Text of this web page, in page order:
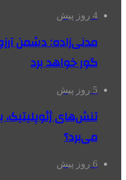
4 روز پیش
مدنی‌زاده: دشمن
گور خواهد برد
5 روز پیش
تنش‌های ژئوپلیتیک،
می‌برد؟
6 روز پیش